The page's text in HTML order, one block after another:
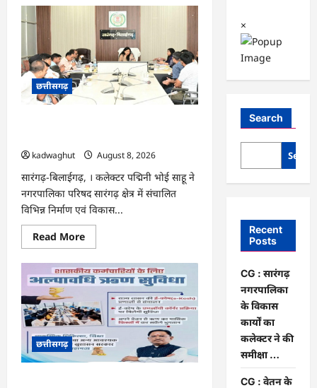
छत्तीसगढ़
kadwaghut
August 8, 2026
सारंगढ़-बिलाईगढ़, । कलेक्टर पद्मिनी भोई साहू ने
नगरपालिका परिषद सारंगढ़ क्षेत्र में संचालित
विभिन्न निर्माण एवं विकास...
Read MoreRead
more
CG
:
सारंगढ़
नगरपालिका
के
विकास
कार्यों
का
कलेक्टर
की
छत्तीसगढ़
×
Search
Recent
Posts
CG : सारंगढ़
नगरपालिका
के विकास
कार्यों का
कलेक्टर ने की
समीक्षा …
CG : वेतन के